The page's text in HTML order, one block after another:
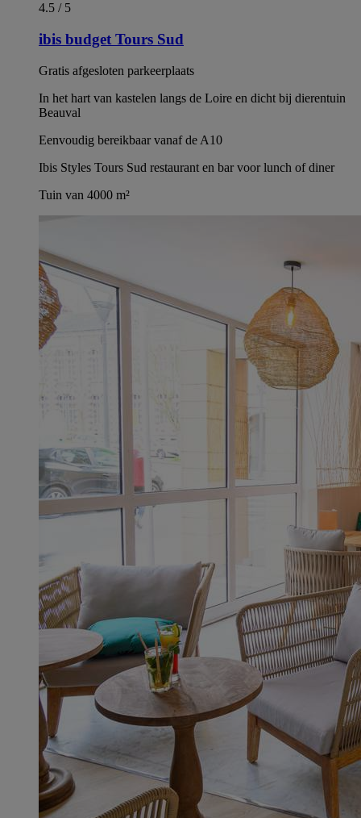
4.5 / 5
ibis budget Tours Sud
Gratis afgesloten parkeerplaats
In het hart van kastelen langs de Loire en dicht bij dierentuin
Beauval
Eenvoudig bereikbaar vanaf de A10
Ibis Styles Tours Sud restaurant en bar voor lunch of diner
Tuin van 4000 m²